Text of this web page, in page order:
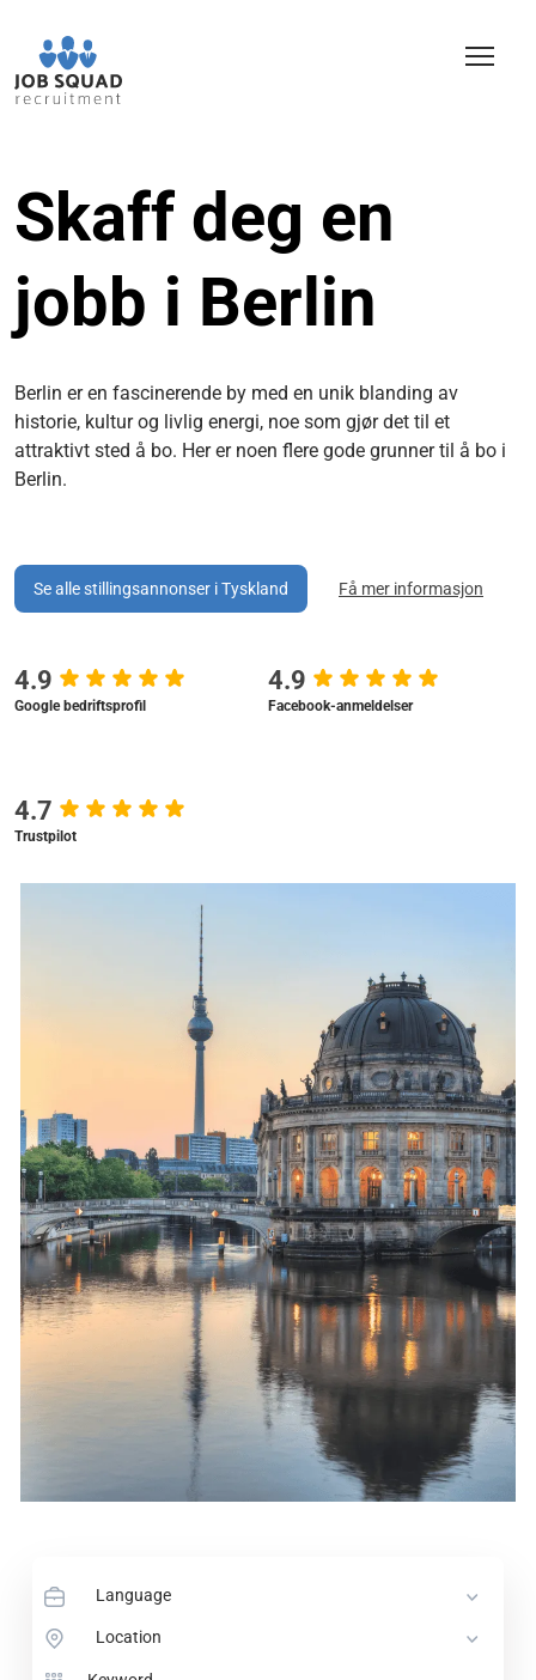
Skaff deg en
jobb i Berlin
Berlin er en fascinerende by med en unik blanding av
historie, kultur og livlig energi, noe som gjør det til et
attraktivt sted å bo. Her er noen flere gode grunner til å bo i
Berlin.
Se alle stillingsannonser i Tyskland Få mer informasjon
4.9
Google bedriftsprofil
4.9
Facebook-anmeldelser
4.7
Trustpilot
Language
Location